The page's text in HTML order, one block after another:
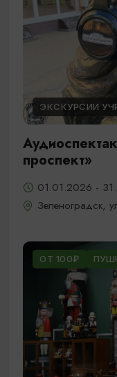
ЭКСКУРСИИ
проспект»
01.01.2026 -
Зеленоградск,
ОТ 100₽